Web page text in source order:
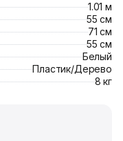
1.01 м
55 см
71 см
55 см
Белый
Пластик/Дерево
8 кг